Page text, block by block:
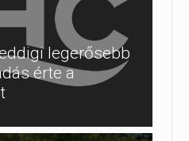
legerősebb
érte a